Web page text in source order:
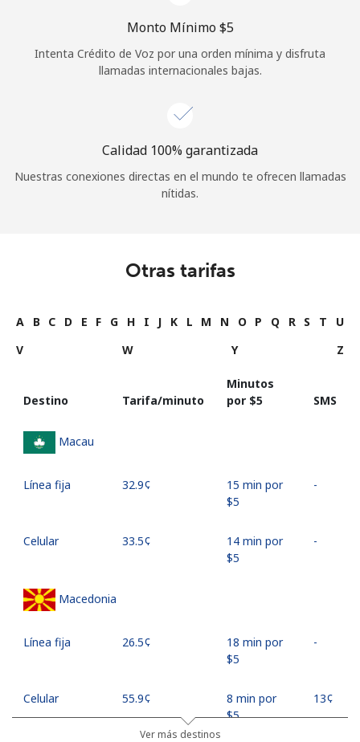
Monto Mínimo ⁦$5⁩
Intenta Crédito de Voz por una orden mínima y disfruta
llamadas internacionales bajas.
Calidad 100% garantizada
Nuestras conexiones directas en el mundo te ofrecen llamadas
nítidas.
Otras tarifas
A B C D E F G H I J K L M N O P Q R S T
U
V
W Y Z
Destino Tarifa/minuto
Minutos
por ⁦$5⁩
SMS
Macau
Línea fija ⁦32.9¢⁩
15 min por
⁦$5⁩
-
Celular ⁦33.5¢⁩
14 min por
⁦$5⁩
-
Macedonia
Línea fija ⁦26.5¢⁩
18 min por
⁦$5⁩
-
Celular ⁦55.9¢⁩
8 min por
⁦$5⁩
⁦13¢⁩
Ver más destinos